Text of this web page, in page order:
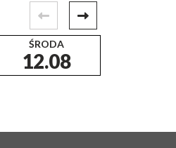
ŚRODA
12.08